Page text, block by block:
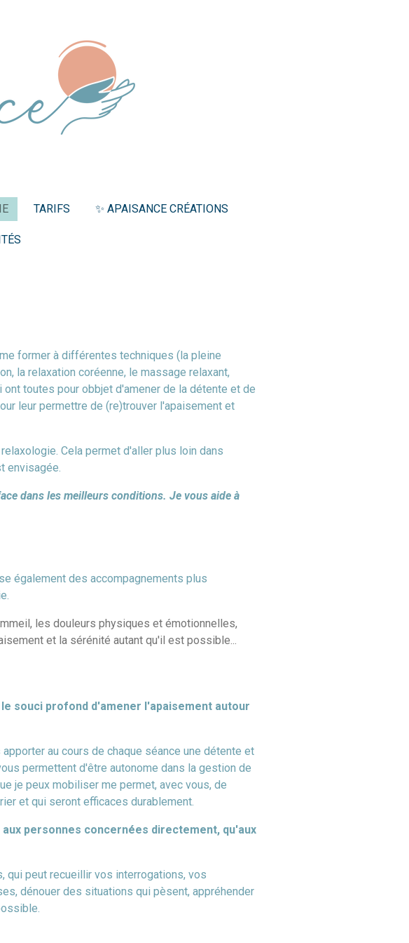
TARIFS ✨ APAISANCE CRÉATIONS
former à différentes techniques (la pleine
la relaxation coréenne, le massage relaxant,
toutes pour obbjet d'amener de la détente et de
leur permettre de (re)trouver l'apaisement et
Cela permet d'aller plus loin dans
envisagée.
dans les meilleurs conditions. Je vous aide à
également des accompagnements plus
les douleurs physiques et émotionnelles,
et la sérénité autant qu'il est possible...
souci profond d'amener l'apaisement autour
au cours de chaque séance une détente et
permettent d'être autonome dans la gestion de
je peux mobiliser me permet, avec vous, de
et qui seront efficaces durablement.
personnes concernées directement, qu'aux
peut recueillir vos interrogations, vos
dénouer des situations qui pèsent, appréhender